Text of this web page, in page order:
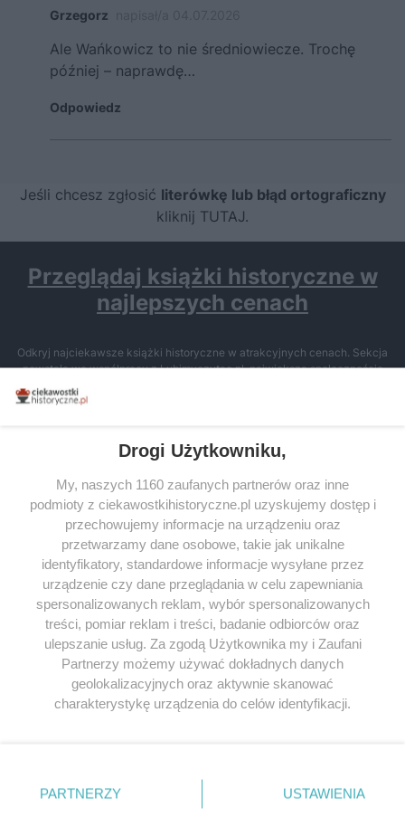
Grzegorz
Ale Wańkowicz to nie średniowiecze. Trochę
później – naprawdę…
Odpowiedz
Jeśli chcesz zgłosić literówkę lub błąd ortograficzny
kliknij TUTAJ.
Przeglądaj książki historyczne w
najlepszych cenach
Odkryj najciekawsze książki historyczne w atrakcyjnych cenach. Sekcja
powstała we współpracy z Lubimyczytac.pl, największą społecznością
miłośników literatury w Polsce – dzięki temu możesz wybierać spośród
tytułów najwyżej ocenianych przez czytelników.
SERWIS
SPOŁECZNOŚĆ
WSPÓŁPRACA
KONTAKT
ODWIEDŹ RÓWNIEŻ:
Drogi Użytkowniku,
My, naszych 1160 zaufanych partnerów oraz inne
podmioty z ciekawostkihistoryczne.pl uzyskujemy dostęp i
przechowujemy informacje na urządzeniu oraz
przetwarzamy dane osobowe, takie jak unikalne
identyfikatory, standardowe informacje wysyłane przez
urządzenie czy dane przeglądania w celu zapewniania
spersonalizowanych reklam, wybór spersonalizowanych
treści, pomiar reklam i treści, badanie odbiorców oraz
ulepszanie usług. Za zgodą Użytkownika my i Zaufani
Partnerzy możemy używać dokładnych danych
geolokalizacyjnych oraz aktywnie skanować
charakterystykę urządzenia do celów identyfikacji.
zmienić/wycofać klikając przycisk ustawień prywatności
znajdujący się w lewym dolnym rogu strony
. Niektóre
PARTNERZY USTAWIENIA